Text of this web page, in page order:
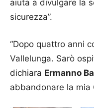
aiuta a divulgare la
sicurezza”.
“Dopo quattro anni
Vallelunga. Sarò
dichiara Ermanno
abbandonare la mia